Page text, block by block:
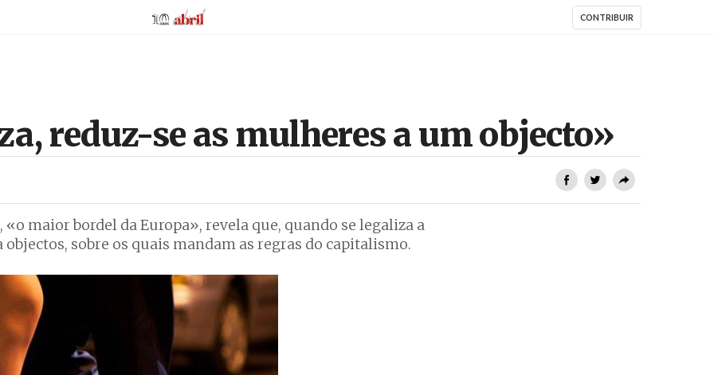
AbrilAbril CONTRIBUIR
reduz-se as mulheres a um objecto»
maior bordel da Europa», revela que, quando se legaliza a
sobre os quais mandam as regras do capitalismo.